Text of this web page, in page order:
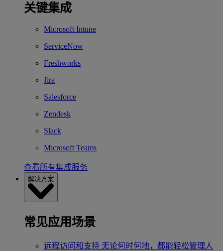
关键集成
Microsoft Intune
ServiceNow
Freshworks
Jira
Salesforce
Zendesk
Slack
Microsoft Teams
查看所有集成服务
解决方案
常见应用场景
远程访问和支持 无论何时何地，都能轻松管理人